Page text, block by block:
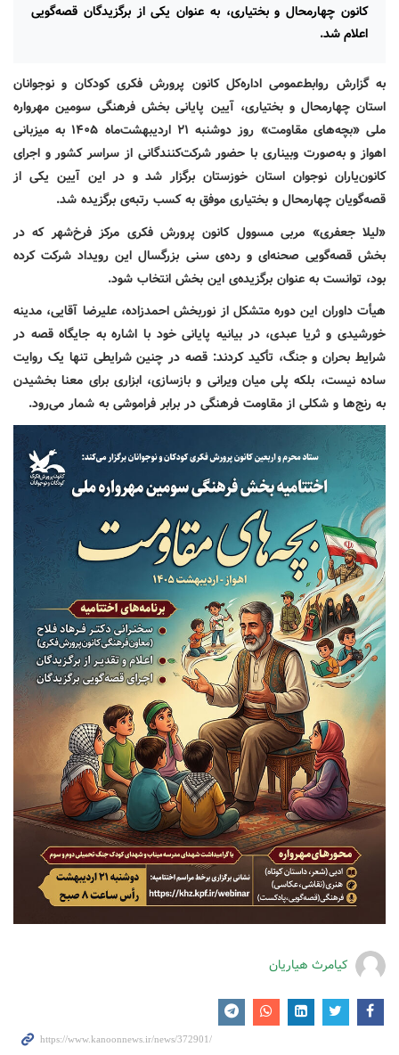
کانون چهارمحال و بختیاری، به عنوان یکی از برگزیدگان قصه‌گویی
اعلام شد.
به گزارش روابط‌عمومی اداره‌کل کانون پرورش فکری کودکان و نوجوانان
استان چهارمحال و بختیاری، آیین پایانی بخش فرهنگی سومین مهرواره
ملی «بچه‌های مقاومت» روز دوشنبه ۲۱ اردیبهشت‌ماه ۱۴۰۵ به میزبانی
اهواز و به‌صورت وبیناری با حضور شرکت‌کنندگانی از سراسر کشور و اجرای
کانون‌یاران نوجوان استان خوزستان برگزار شد و در این آیین یکی از
قصه‌گویان چهارمحال و بختیاری موفق به کسب رتبه‌ی برگزیده شد.
«لیلا جعفری» مربی مسوول کانون پرورش فکری مرکز فرخ‌شهر که در
بخش قصه‌گویی صحنه‌ای و رده‌ی سنی بزرگسال این رویداد شرکت کرده
بود، توانست به عنوان برگزیده‌ی این بخش انتخاب شود.
هیأت داوران این دوره متشکل از نوربخش احمدزاده، علیرضا آقایی، مدینه
خورشیدی و ثریا عبدی، در بیانیه پایانی خود با اشاره به جایگاه قصه در
شرایط بحران و جنگ، تأکید کردند: قصه در چنین شرایطی تنها یک روایت
ساده نیست، بلکه پلی میان ویرانی و بازسازی، ابزاری برای معنا بخشیدن
به رنج‌ها و شکلی از مقاومت فرهنگی در برابر فراموشی به شمار می‌رود.
کیامرث هیاریان